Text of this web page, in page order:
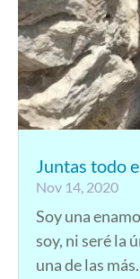
Juntas todo
Nov 14, 2020
Soy una
soy, ni seré la
una de las